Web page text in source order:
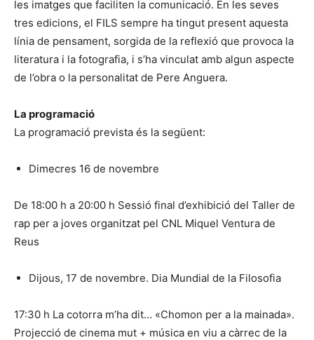
les imatges que faciliten la comunicació. En les seves
tres edicions, el FILS sempre ha tingut present aquesta
línia de pensament, sorgida de la reflexió que provoca la
literatura i la fotografia, i s’ha vinculat amb algun aspecte
de l’obra o la personalitat de Pere Anguera.
La programació
La programació prevista és la següent:
Dimecres 16 de novembre
De 18:00 h a 20:00 h Sessió final d’exhibició del Taller de
rap per a joves organitzat pel CNL Miquel Ventura de
Reus
Dijous, 17 de novembre. Dia Mundial de la Filosofia
17:30 h La cotorra m’ha dit… «Chomon per a la mainada».
Projecció de cinema mut + música en viu a càrrec de la